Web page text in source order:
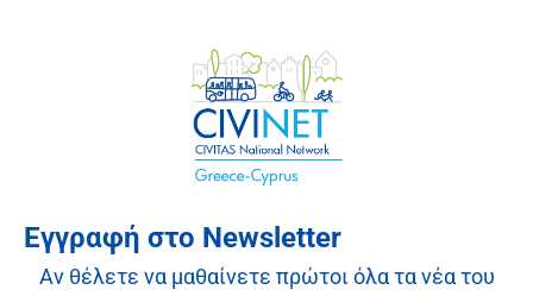
Εγγραφή στο Newsletter
Αν θέλετε να μαθαίνετε πρώτοι όλα τα νέα του